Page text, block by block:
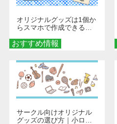
おすすめ情報
オリジナルグッズは1個か
らスマホで作成できる！
くなる巾着＆ポーチ活用
術
サークル向けオリジナル
グッズの選び方｜小ロッ